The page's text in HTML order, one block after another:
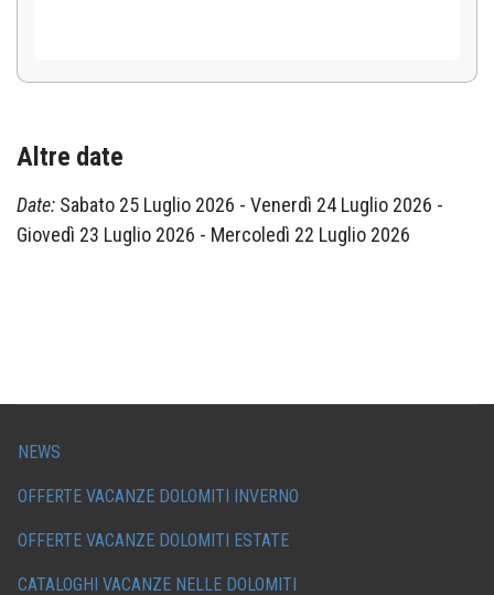
Altre date
Date: Sabato 25 Luglio 2026 - Venerdì 24 Luglio 2026 -
Giovedì 23 Luglio 2026 - Mercoledì 22 Luglio 2026
NEWS
OFFERTE VACANZE DOLOMITI INVERNO
OFFERTE VACANZE DOLOMITI ESTATE
CATALOGHI VACANZE NELLE DOLOMITI